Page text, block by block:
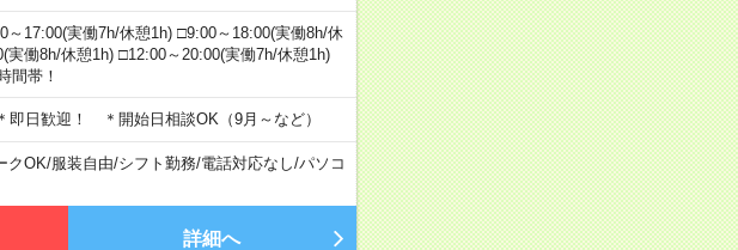
17:00(実働7h/休憩1h) □9:00～18:00(実働8h/休
働8h/休憩1h) □12:00～20:00(実働7h/休憩1h)
間帯！
日歓迎！ ＊開始日相談OK（9月～など）
クOK/服装自由/シフト勤務/電話対応なし/パソコ
詳細へ